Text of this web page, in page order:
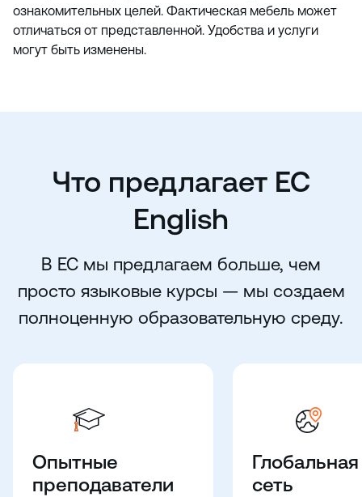
ознакомительных целей. Фактическая мебель может
отличаться от представленной. Удобства и услуги
могут быть изменены.
Что предлагает EC
English
В EC мы предлагаем больше, чем
просто языковые курсы — мы создаем
полноценную образовательную среду.
Опытные
преподаватели
Глобальная
сеть